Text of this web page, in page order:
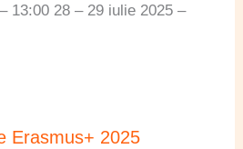
13:00 28 – 29 iulie 2025 –
Erasmus+ 2025